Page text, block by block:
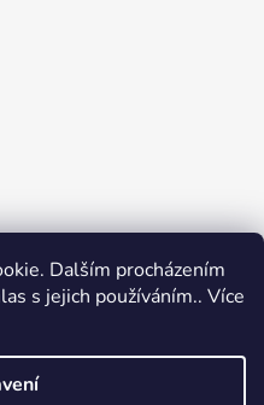
Dalším procházením
s jejich používáním.. Více